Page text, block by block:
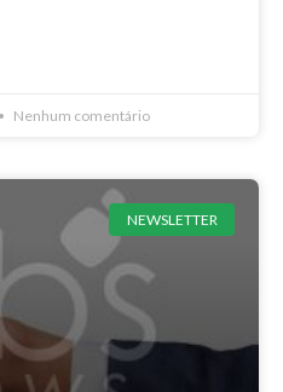
Nenhum comentário
NEWSLETTER